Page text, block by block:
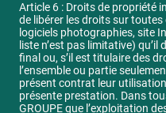
Article 6 : Droits de propriété
de libérer les droits sur
logiciels photographies, site
liste n’est pas limitative)
final ou, s’il est titulaire des
l’ensemble ou partie
présent contrat leur
présente prestation. Dans
GROUPE que l’exploitation